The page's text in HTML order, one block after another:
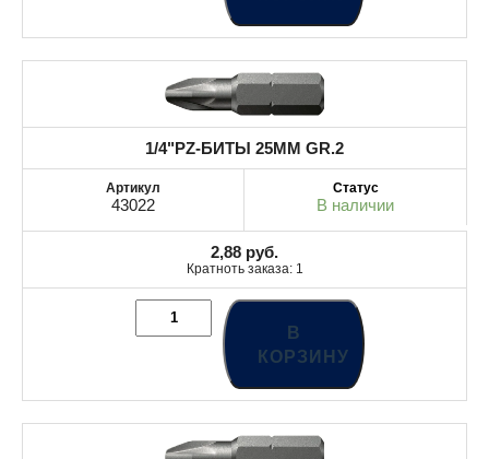
1/4"PZ-БИТЫ 25MM GR.2
43022 В наличии
2,88 руб.
Кратноть заказа: 1
В
КОРЗИНУ